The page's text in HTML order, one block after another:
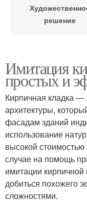
решение
Имитация
простых и
Кирпичная кладка —
архитектуры,
фасадам зданий
использование
высокой
случае на помощь
имитации
добиться похожего
сложностями.